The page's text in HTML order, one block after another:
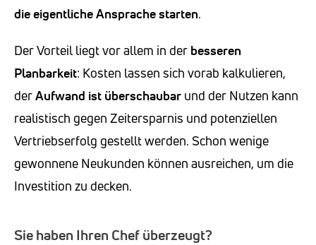
die eigentliche Ansprache starten.
Der Vorteil liegt vor allem in der besseren
Planbarkeit: Kosten lassen sich vorab kalkulieren,
derAufwand ist überschaubar und der Nutzen kann
realistisch gegen Zeitersparnis und potenziellen
Vertriebserfolg gestellt werden. Schon wenige
gewonnene Neukunden können ausreichen, um die
Investition zu decken.
Sie haben Ihren Chef überzeugt?